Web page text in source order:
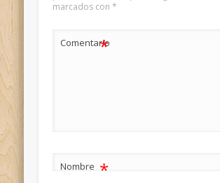
marcados con *
Comentario
*
Nombre *